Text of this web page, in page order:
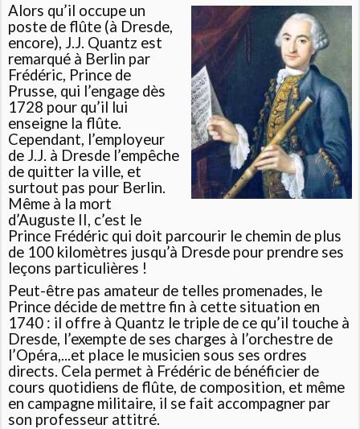
Alors qu’il occupe un
poste de flûte (à Dresde,
encore), J.J. Quantz est
remarqué à Berlin par
Frédéric, Prince de
Prusse, qui l’engage dès
1728 pour qu’il lui
enseigne la flûte.
Cependant, l’employeur
de J.J. à Dresde l’empêche
de quitter la ville, et
surtout pas pour Berlin.
Même à la mort
d’Auguste II, c’est le
Prince Frédéric qui doit parcourir le chemin de plus
de 100 kilomètres jusqu’à Dresde pour prendre ses
leçons particulières !
Peut-être pas amateur de telles promenades, le
Prince décide de mettre fin à cette situation en
1740 : il offre à Quantz le triple de ce qu’il touche à
Dresde, l’exempte de ses charges à l’orchestre de
l’Opéra,...et place le musicien sous ses ordres
directs. Cela permet à Frédéric de bénéficier de
cours quotidiens de flûte, de composition, et même
en campagne militaire, il se fait accompagner par
son professeur attitré.